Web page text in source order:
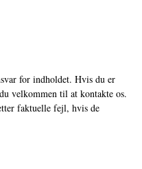
for indholdet. Hvis du er
velkommen til at kontakte os.
faktuelle fejl, hvis de